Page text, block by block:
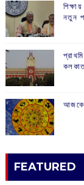
নতুন
FEATURED